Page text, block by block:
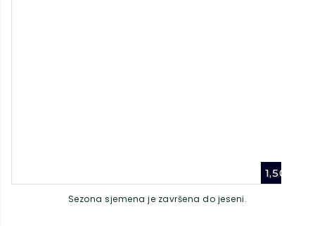
1,50
Sezona sjemena je završena do jeseni.